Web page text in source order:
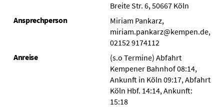
Breite Str. 6, 50667 Köln
Ansprechperson
Miriam Pankarz,
miriam.pankarz@kempen.de,
02152 9174112
Anreise
(s.o Termine) Abfahrt
Kempener Bahnhof 08:14,
Ankunft in Köln 09:17, Abfahrt
Köln Hbf. 14:14, Ankunft:
15:18